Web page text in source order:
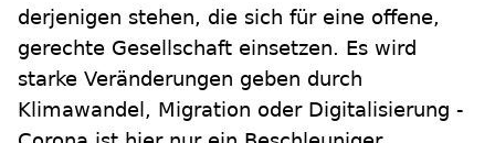
derjenigen stehen, die sich für eine offene,
gerechte Gesellschaft einsetzen. Es wird
starke Veränderungen geben durch
Klimawandel, Migration oder Digitalisierung -